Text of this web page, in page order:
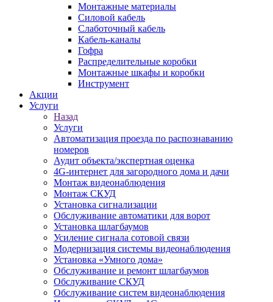
Монтажные материалы
Силовой кабель
Слаботочный кабель
Кабель-каналы
Гофра
Распределительные коробки
Монтажные шкафы и коробки
Инструмент
Акции
Услуги
Назад
Услуги
Автоматизация проезда по распознаванию
номеров
Аудит объекта/экспертная оценка
4G-интернет для загородного дома и дачи
Монтаж видеонаблюдения
Монтаж СКУД
Установка сигнализации
Обслуживание автоматики для ворот
Установка шлагбаумов
Усиление сигнала сотовой связи
Модернизация системы видеонаблюдения
Установка «Умного дома»
Обслуживание и ремонт шлагбаумов
Обслуживание СКУД
Обслуживание систем видеонаблюдения